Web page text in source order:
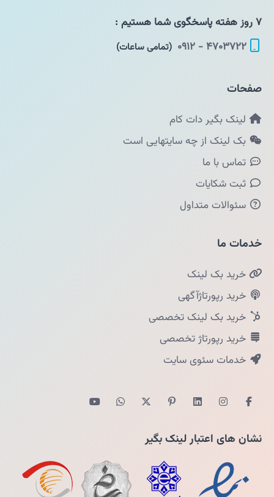
۷ روز هفته پاسخگوی شما هستیم :
۴۷۰۳۷۲۲ - ۰۹۱۲
(تمامی ساعات)
صفحات
لینک بگیر دات کام
بک لینک از چه سایتهایی است
تماس با ما
ثبت شکایات
سئوالات متداول
خدمات ما
خرید بک لینک
خرید رپورتاژآگهی
خرید بک لینک تخصصی
خرید رپورتاژ تخصصی
خدمات سئوی سایت
نشان های اعتبار لینک بگیر